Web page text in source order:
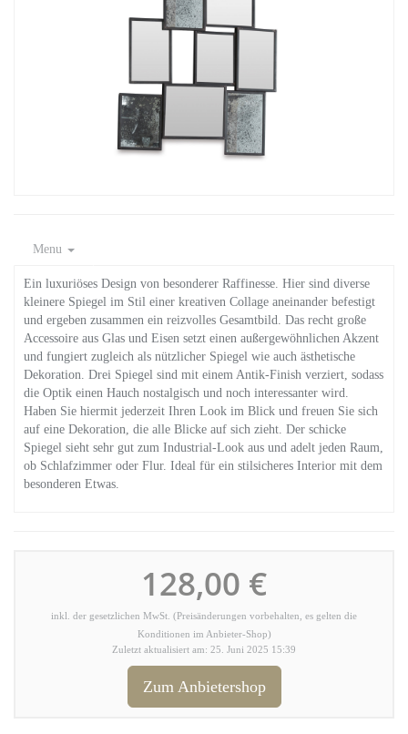
Menu
Ein luxuriöses Design von besonderer Raffinesse. Hier sind diverse
kleinere Spiegel im Stil einer kreativen Collage aneinander befestigt
und ergeben zusammen ein reizvolles Gesamtbild. Das recht große
Accessoire aus Glas und Eisen setzt einen außergewöhnlichen Akzent
und fungiert zugleich als nützlicher Spiegel wie auch ästhetische
Dekoration. Drei Spiegel sind mit einem Antik-Finish verziert, sodass
die Optik einen Hauch nostalgisch und noch interessanter wird.
Haben Sie hiermit jederzeit Ihren Look im Blick und freuen Sie sich
auf eine Dekoration, die alle Blicke auf sich zieht. Der schicke
Spiegel sieht sehr gut zum Industrial-Look aus und adelt jeden Raum,
ob Schlafzimmer oder Flur. Ideal für ein stilsicheres Interior mit dem
besonderen Etwas.
128,00 €
inkl. der gesetzlichen MwSt. (Preisänderungen vorbehalten, es gelten die
Konditionen im Anbieter-Shop)
Zuletzt aktualisiert am: 25. Juni 2025 15:39
Zum Anbietershop